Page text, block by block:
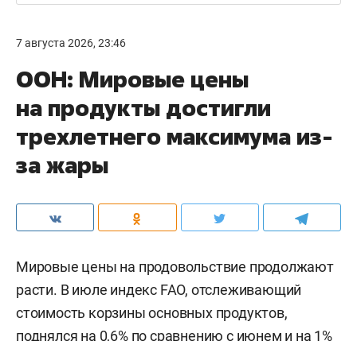
7 августа 2026, 23:46
ООН: Мировые цены
на продукты достигли
трехлетнего максимума из-
за жары
Мировые цены на продовольствие продолжают
расти. В июле индекс FAO, отслеживающий
стоимость корзины основных продуктов,
поднялся на 0,6% по сравнению с июнем и на 1%